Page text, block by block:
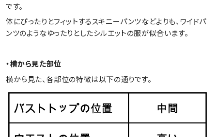
です。
体にぴったりとフィットするスキニーパンツなどよりも、ワイドパ
ンツのようなゆったりとしたシルエットの服が似合います。
・横から見た部位
横から見た、各部位の特徴は以下の通りです。